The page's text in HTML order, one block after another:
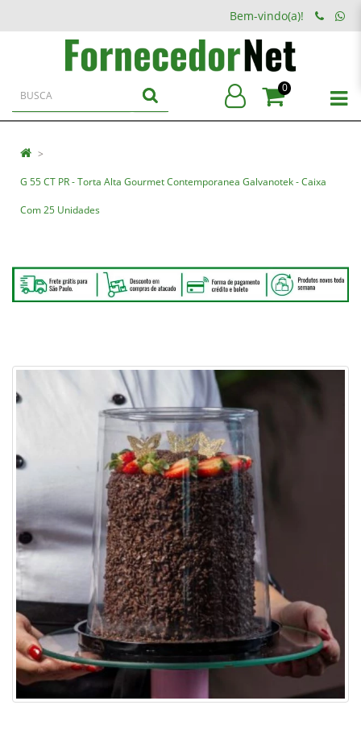
Bem-vindo(a)!
0
G 55 CT PR - Torta Alta Gourmet Contemporanea Galvanotek - Caixa
Com 25 Unidades